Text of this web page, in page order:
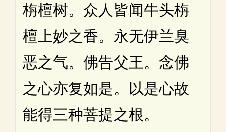
栴檀树。众人皆闻牛头栴
檀上妙之香。永无伊兰臭
恶之气。佛告父王。念佛
之心亦复如是。以是心故
能得三种菩提之根。